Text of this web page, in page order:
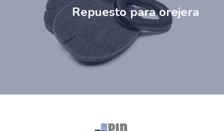
Repuesto para orejera